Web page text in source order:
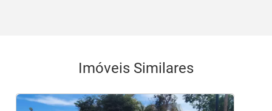
Imóveis Similares